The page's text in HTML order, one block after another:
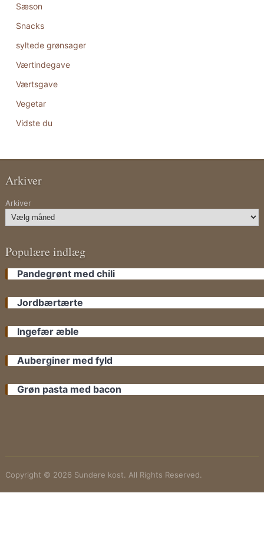
Sæson
Snacks
syltede grønsager
Værtindegave
Værtsgave
Vegetar
Vidste du
Arkiver
Arkiver
Populære indlæg
Pandegrønt med chili
Jordbærtærte
Ingefær æble
Auberginer med fyld
Grøn pasta med bacon
Copyright © 2026 Sundere kost. All Rights Reserved.